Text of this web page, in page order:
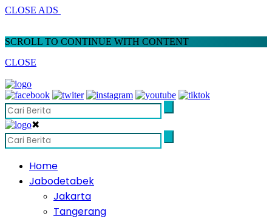
CLOSE ADS
SCROLL TO CONTINUE WITH CONTENT
CLOSE
✖
Home
Jabodetabek
Jakarta
Tangerang